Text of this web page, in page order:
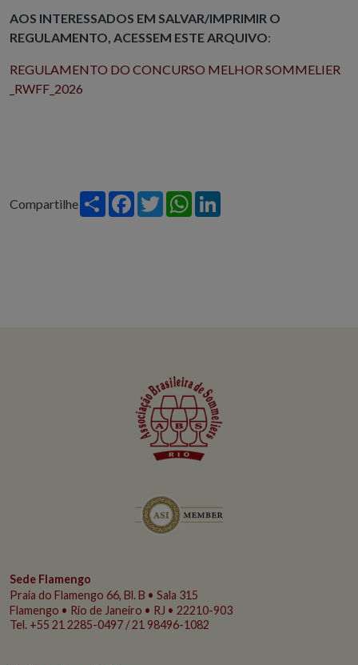
AOS INTERESSADOS EM SALVAR/IMPRIMIR O
REGULAMENTO, ACESSEM ESTE ARQUIVO:
REGULAMENTO DO CONCURSO MELHOR SOMMELIER
_RWFF_2026
Compartilhe Share Facebook
TwitterWhatsApp
Sede Flamengo
Praia do Flamengo 66, Bl. B • Sala 315
Flamengo • Rio de Janeiro • RJ • 22210-903
Tel. +55 21 2285-0497 / 21 98496-1082